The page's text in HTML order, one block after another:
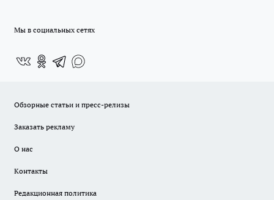
Мы в социальных сетях
Обзорные статьи и пресс-релизы
Заказать рекламу
О нас
Контакты
Редакционная политика